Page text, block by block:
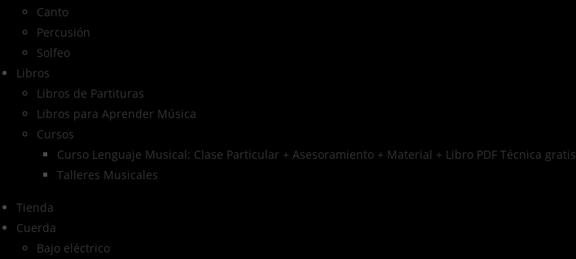
Canto
Percusión
Solfeo
Libros
Libros de Partituras
Libros para Aprender Música
Cursos
Curso Lenguaje Musical: Clase Particular + Asesoramiento + Material + Libro PDF Técnica gratis
Talleres Musicales
Tienda
Cuerda
Bajo eléctrico